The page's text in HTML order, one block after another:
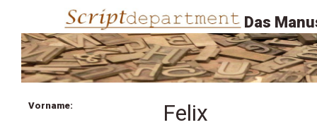
Das
Vorname: Felix